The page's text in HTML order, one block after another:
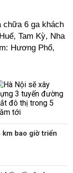
chữa 6 ga khách
Tam Kỳ, Nha
Hương Phố,
bao giờ triển